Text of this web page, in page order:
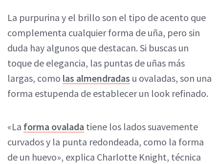
La purpurina y el brillo son el tipo de acento que
complementa cualquier forma de uña, pero sin
duda hay algunos que destacan. Si buscas un
toque de elegancia, las puntas de uñas más
largas, como las almendradas u ovaladas, son una
forma estupenda de establecer un look refinado.
«La forma ovalada tiene los lados suavemente
curvados y la punta redondeada, como la forma
de un huevo», explica Charlotte Knight, técnica